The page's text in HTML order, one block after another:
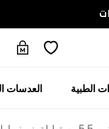
الطبية العدسات